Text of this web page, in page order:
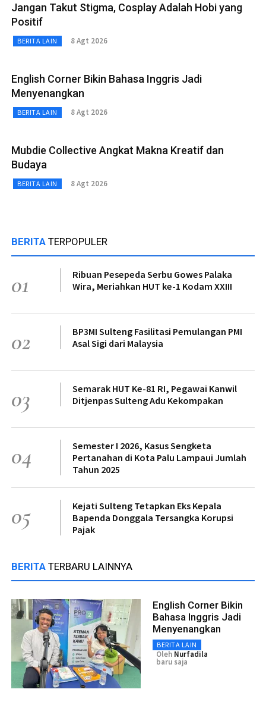
Jangan Takut Stigma, Cosplay Adalah Hobi yang
Positif
BERITA LAIN 8 Agt 2026
English Corner Bikin Bahasa Inggris Jadi
Menyenangkan
BERITA LAIN 8 Agt 2026
Mubdie Collective Angkat Makna Kreatif dan
Budaya
BERITA LAIN 8 Agt 2026
BERITA TERPOPULER
01
Ribuan Pesepeda Serbu Gowes Palaka
Wira, Meriahkan HUT ke-1 Kodam XXIII
02
BP3MI Sulteng Fasilitasi Pemulangan PMI
Asal Sigi dari Malaysia
03
Semarak HUT Ke-81 RI, Pegawai Kanwil
Ditjenpas Sulteng Adu Kekompakan
04
Semester I 2026, Kasus Sengketa
Pertanahan di Kota Palu Lampaui Jumlah
Tahun 2025
05
Kejati Sulteng Tetapkan Eks Kepala
Bapenda Donggala Tersangka Korupsi
Pajak
BERITA TERBARU LAINNYA
English Corner Bikin
Bahasa Inggris Jadi
Menyenangkan
BERITA LAIN
Oleh Nurfadila
baru saja